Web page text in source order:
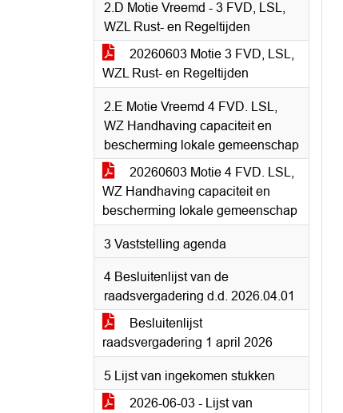
2.D Motie Vreemd - 3 FVD, LSL,
WZL Rust- en Regeltijden
20260603 Motie 3 FVD, LSL,
WZL Rust- en Regeltijden
2.E Motie Vreemd 4 FVD. LSL,
WZ Handhaving capaciteit en
bescherming lokale gemeenschap
20260603 Motie 4 FVD. LSL,
WZ Handhaving capaciteit en
bescherming lokale gemeenschap
3 Vaststelling agenda
4 Besluitenlijst van de
raadsvergadering d.d. 2026.04.01
Besluitenlijst
raadsvergadering 1 april 2026
5 Lijst van ingekomen stukken
2026-06-03 - Lijst van